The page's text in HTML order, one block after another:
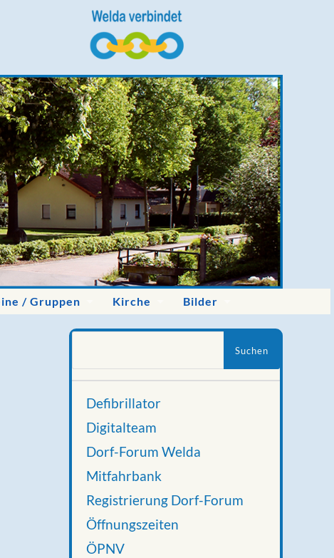
/ Gruppen Kirche Bilder
Suchen
Defibrillator
Digitalteam
Dorf-Forum Welda
Mitfahrbank
Registrierung Dorf-Forum
Öffnungszeiten
ÖPNV